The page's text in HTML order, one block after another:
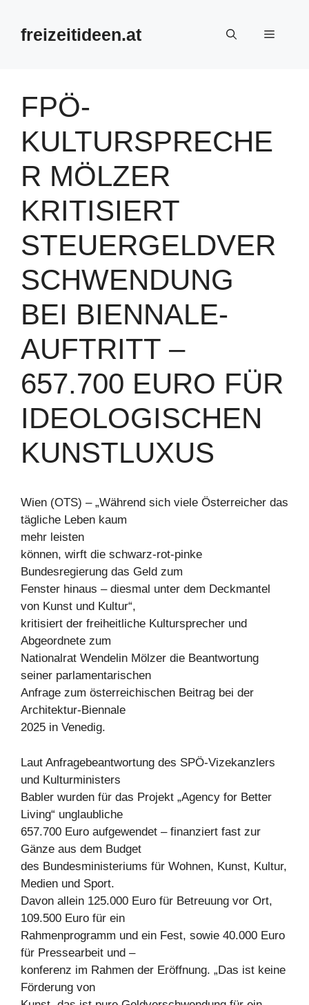
Inhalt
springenfreizeitideen.at Menü
FPÖ-
KULTURSPRECHE
R MÖLZER
KRITISIERT
STEUERGELDVER
SCHWENDUNG
BEI BIENNALE-
AUFTRITT –
657.700 EURO FÜR
IDEOLOGISCHEN
KUNSTLUXUS
Wien (OTS) – „Während sich viele Österreicher das
tägliche Leben kaum
mehr leisten
können, wirft die schwarz-rot-pinke
Bundesregierung das Geld zum
Fenster hinaus – diesmal unter dem Deckmantel
von Kunst und Kultur“,
kritisiert der freiheitliche Kultursprecher und
Abgeordnete zum
Nationalrat Wendelin Mölzer die Beantwortung
seiner parlamentarischen
Anfrage zum österreichischen Beitrag bei der
Architektur-Biennale
2025 in Venedig.
Laut Anfragebeantwortung des SPÖ-Vizekanzlers
und Kulturministers
Babler wurden für das Projekt „Agency for Better
Living“ unglaubliche
657.700 Euro aufgewendet – finanziert fast zur
Gänze aus dem Budget
des Bundesministeriums für Wohnen, Kunst, Kultur,
Medien und Sport.
Davon allein 125.000 Euro für Betreuung vor Ort,
109.500 Euro für ein
Rahmenprogramm und ein Fest, sowie 40.000 Euro
für Pressearbeit und –
konferenz im Rahmen der Eröffnung. „Das ist keine
Förderung von